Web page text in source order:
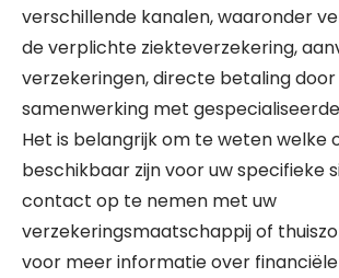
verschillende kanalen, waaronder
de verplichte ziekteverzekering,
verzekeringen, directe betaling
samenwerking met
Het is belangrijk om te weten welke
beschikbaar zijn voor uw specifieke
contact op te nemen met uw
verzekeringsmaatschappij of
voor meer informatie over